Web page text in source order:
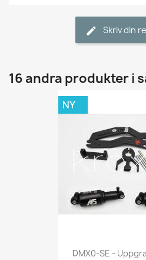
Skriv din
16 andra produkter i
DMX0-SE -
NY